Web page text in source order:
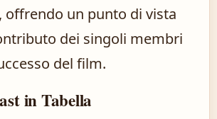
offrendo un punto di vista
dei singoli membri
del film.
in Tabella